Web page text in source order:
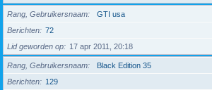
Rang, Gebruikersnaam
GTI usa
Berichten
72
Lid geworden op
17 apr 2011, 20:18
Rang, Gebruikersnaam
Black Edition 35
Berichten
129